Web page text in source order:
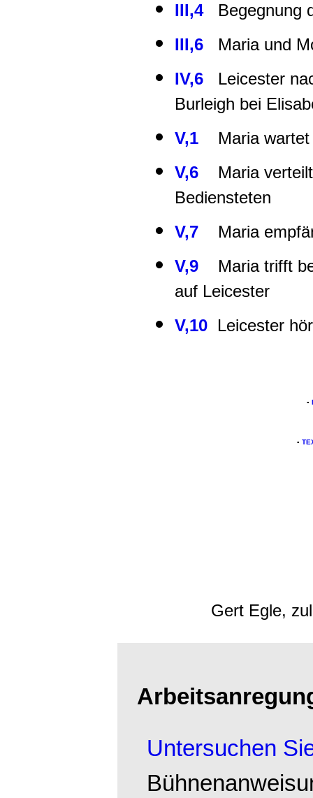
III,4Begegnung
III,6 Maria und
IV,6 Leicester
Burleigh bei
V,1 Maria wartet
V,6 Maria verteilt
Bediensteten
V,7 Maria
V,9 Maria trifft
auf Leicester
V,10 Leicester
▪
▪
Gert Egle,
Untersuchen